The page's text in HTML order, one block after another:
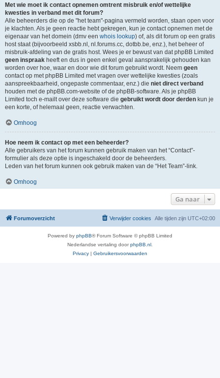
Met wie moet ik contact opnemen omtrent misbruik en/of wettelijke
kwesties in verband met dit forum?
Alle beheerders die op de "het team"-pagina vermeld worden, staan open voor
je klachten. Als je geen reactie hebt gekregen, kun je contact opnemen met de
eigenaar van het domein (dmv een whois lookup) of, als dit forum op een gratis
host staat (bijvoorbeeld xsbb.nl, nl.forums.cc, dotbb.be, enz.), het beheer of
misbruik-afdeling van de gratis host. Wees je er bewust van dat phpBB Limited
geen inspraak heeft en dus in geen enkel geval aansprakelijk gehouden kan
worden over hoe, waar en door wie dit forum gebruikt wordt. Neem geen
contact op met phpBB Limited met vragen over wettelijke kwesties (zoals
aanspreekbaarheid, ongepaste commentaar, enz.) die niet direct verband
houden met de phpBB.com-website of de phpBB-software. Als je phpBB
Limited toch e-mailt over deze software die gebruikt wordt door derden kun je
een korte, of helemaal geen, reactie verwachten.
Omhoog
Hoe neem ik contact op met een beheerder?
Alle gebruikers van het forum kunnen gebruik maken van het “Contact”-
formulier als deze optie is ingeschakeld door de beheerders.
Leden van het forum kunnen ook gebruik maken van de “Het Team”-link.
Omhoog
Ga naar
Forumoverzicht Alle tijden zijn UTC+02:00
Verwijder cookies
Powered by phpBB® Forum Software © phpBB Limited
Nederlandse vertaling doorphpBB.nl
Privacy | Gebruikersvoorwaarden